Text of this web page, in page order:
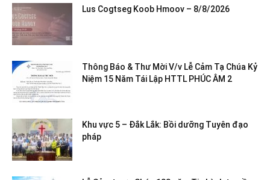
Lus Cogtseg Koob Hmoov – 8/8/2026
Thông Báo & Thư Mời V/v Lễ Cảm Tạ Chúa Kỷ
Niệm 15 Năm Tái Lập HTTL PHÚC ÂM 2
Khu vực 5 – Đắk Lắk: Bồi dưỡng Tuyên đạo
pháp